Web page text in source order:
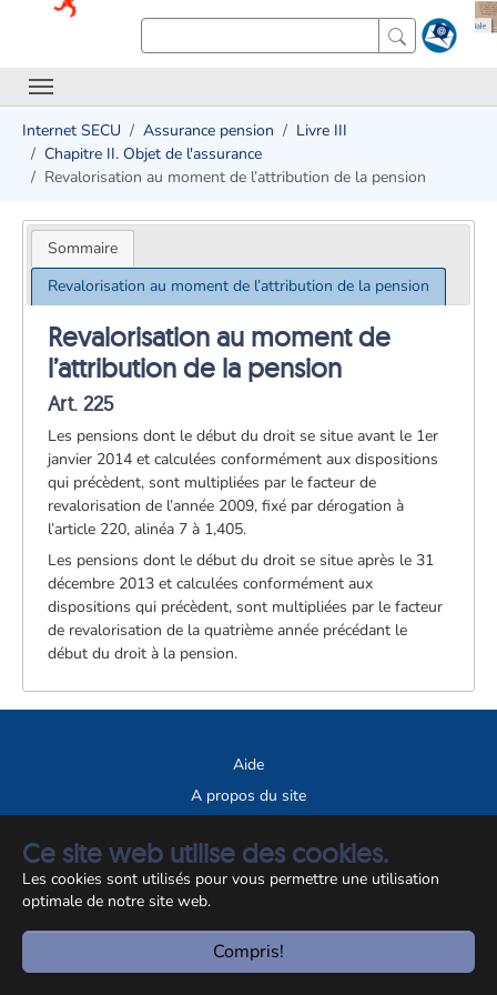
Ce site web utilise des cookies.
Les cookies sont utilisés pour vous permettre une utilisation
optimale de notre site web.
Compris!
Internet SECU Assurance pension
Livre III
Chapitre II. Objet de l'assurance
Revalorisation au moment de l’attribution de la pension
Sommaire
Revalorisation au moment de l’attribution de la pension
Revalorisation au moment de
l’attribution de la pension
Art. 225
Les pensions dont le début du droit se situe avant le 1er
janvier 2014 et calculées conformément aux dispositions
qui précèdent, sont multipliées par le facteur de
revalorisation de l’année 2009, fixé par dérogation à
l’article 220, alinéa 7 à 1,405.
Les pensions dont le début du droit se situe après le 31
décembre 2013 et calculées conformément aux
dispositions qui précèdent, sont multipliées par le facteur
de revalorisation de la quatrième année précédant le
début du droit à la pension.
Aide
A propos du site
© CCSS 2026